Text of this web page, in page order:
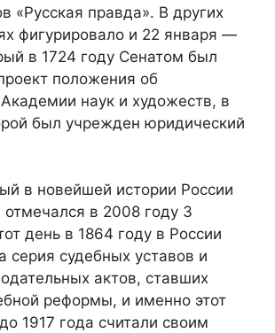
«Русская правда». В других
фигурировало и 22 января —
в 1724 году Сенатом был
положения об
наук и художеств, в
был учрежден юридический
в новейшей истории России
в 2008 году 3
день в 1864 году в России
серия судебных уставов и
актов, ставших
реформы, и именно этот
1917 года считали своим